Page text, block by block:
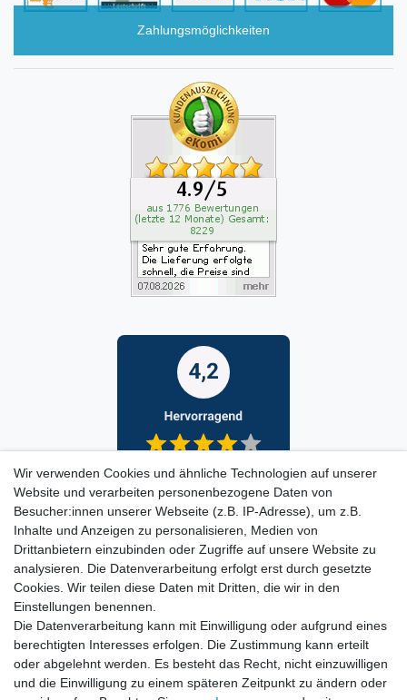
Zahlungsmöglichkeiten
Wir verwenden Cookies und ähnliche Technologien auf unserer
Website und verarbeiten personenbezogene Daten von
Besucher:innen unserer Webseite (z.B. IP-Adresse), um z.B.
Inhalte und Anzeigen zu personalisieren, Medien von
Drittanbietern einzubinden oder Zugriffe auf unsere Website zu
analysieren. Die Datenverarbeitung erfolgt erst durch gesetzte
Cookies. Wir teilen diese Daten mit Dritten, die wir in den
Einstellungen benennen.
Die Datenverarbeitung kann mit Einwilligung oder aufgrund eines
berechtigten Interesses erfolgen. Die Zustimmung kann erteilt
oder abgelehnt werden. Es besteht das Recht, nicht einzuwilligen
und die Einwilligung zu einem späteren Zeitpunkt zu ändern oder